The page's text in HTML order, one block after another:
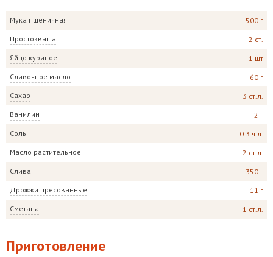
Мука пшеничная 500 г
Простокваша 2 ст.
Яйцо куриное 1 шт
Сливочное масло 60 г
Сахар 3 ст.л.
Ванилин 2 г
Соль 0.3 ч.л.
Масло растительное 2 ст.л.
Слива 350 г
Дрожжи пресованные 11 г
Сметана 1 ст.л.
Приготовление